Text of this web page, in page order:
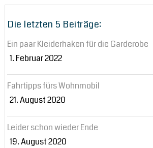
Die letzten 5 Beiträge:
Ein paar Kleiderhaken für die Garderobe
1. Februar 2022
Fahrtipps fürs Wohnmobil
21. August 2020
Leider schon wieder Ende
19. August 2020